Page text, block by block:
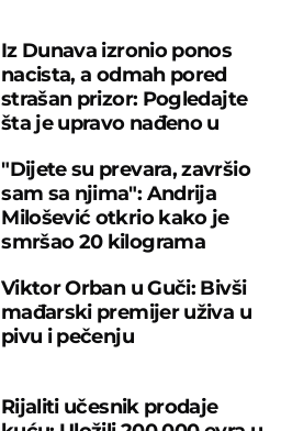
Iz Dunava izronio ponos
nacista, a odmah pored
strašan prizor: Pogledajte
šta je upravo nađeno u
"Dijete su prevara, završio
sam sa njima": Andrija
Milošević otkrio kako je
smršao 20 kilograma
Viktor Orban u Guči: Bivši
mađarski premijer uživa u
pivu i pečenju
Rijaliti učesnik prodaje